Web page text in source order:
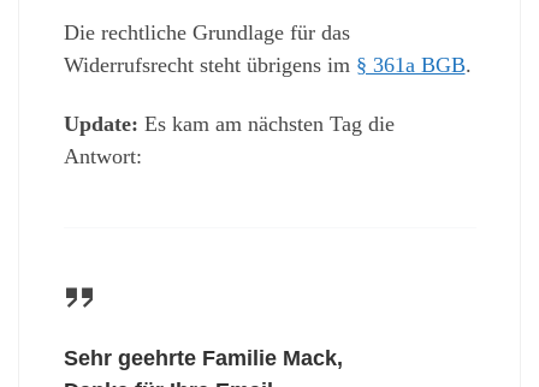
Die rechtliche Grundlage für das
Widerrufsrecht steht übrigens im § 361a BGB.
Update: Es kam am nächsten Tag die
Antwort:
Sehr geehrte Familie Mack,